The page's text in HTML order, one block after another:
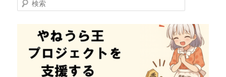
ー
索